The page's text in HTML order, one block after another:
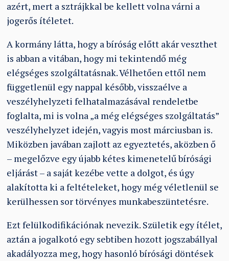
azért, mert a sztrájkkal be kellett volna várni a
jogerős ítéletet.‌‌
A kormány látta, hogy a bíróság előtt akár veszthet
is abban a vitában, hogy mi tekintendő még
elégséges szolgáltatásnak. Vélhetően ettől nem
függetlenül egy nappal később, visszaélve a
veszélyhelyzeti felhatalmazásával rendeletbe
foglalta, mi is volna „a még elégséges szolgáltatás”
veszélyhelyzet idején, vagyis most márciusban is.
Miközben javában zajlott az egyeztetés, aközben ő
– megelőzve egy újabb kétes kimenetelű bírósági
eljárást – a saját kezébe vette a dolgot, és úgy
alakította ki a feltételeket, hogy még véletlenül se
kerülhessen sor törvényes munkabeszüntetésre.
Ezt felülkodifikációnak nevezik. Születik egy ítélet,
aztán a jogalkotó egy sebtiben hozott jogszabállyal
akadályozza meg, hogy hasonló bírósági döntések